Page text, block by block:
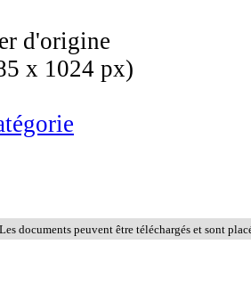
d'origine
x 1024 px)
Les documents peuvent être téléchargés et sont